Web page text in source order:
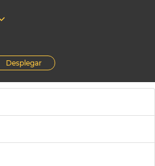
Desplegar